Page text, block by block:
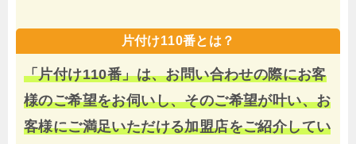
片付け110番とは？
「片付け110番」は、お問い合わせの際にお客
様のご希望をお伺いし、そのご希望が叶い、お
客様にご満足いただける加盟店をご紹介してい